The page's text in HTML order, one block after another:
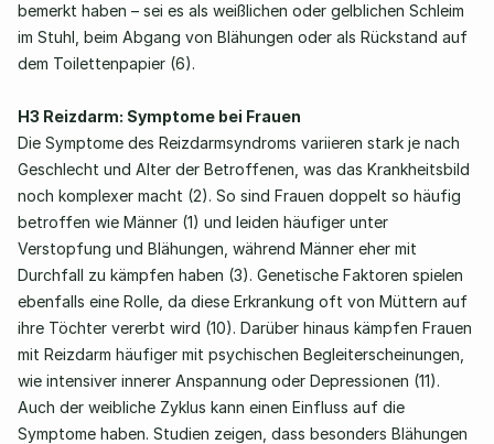
bemerkt haben – sei es als weißlichen oder gelblichen Schleim
im Stuhl, beim Abgang von Blähungen oder als Rückstand auf
dem Toilettenpapier (6).
H3 Reizdarm: Symptome bei Frauen
Die Symptome des Reizdarmsyndroms variieren stark je nach
Geschlecht und Alter der Betroffenen, was das Krankheitsbild
noch komplexer macht (2). So sind Frauen doppelt so häufig
betroffen wie Männer (1) und leiden häufiger unter
Verstopfung und Blähungen, während Männer eher mit
Durchfall zu kämpfen haben (3). Genetische Faktoren spielen
ebenfalls eine Rolle, da diese Erkrankung oft von Müttern auf
ihre Töchter vererbt wird (10). Darüber hinaus kämpfen Frauen
mit Reizdarm häufiger mit psychischen Begleiterscheinungen,
wie intensiver innerer Anspannung oder Depressionen (11).
Auch der weibliche Zyklus kann einen Einfluss auf die
Symptome haben. Studien zeigen, dass besonders Blähungen